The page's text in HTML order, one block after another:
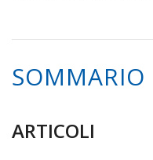
SOMMARIO
ARTICOLI